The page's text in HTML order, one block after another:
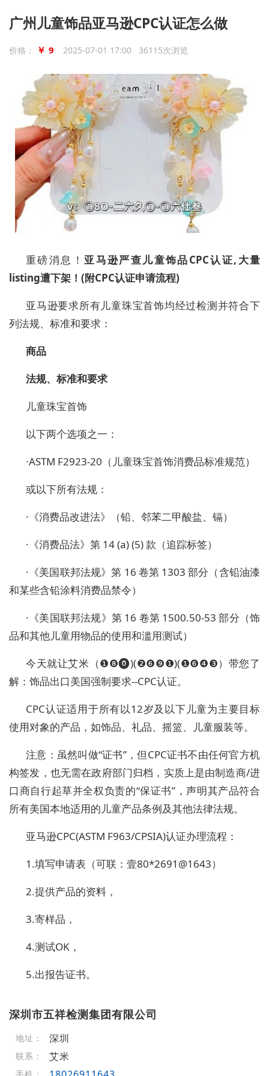
广州儿童饰品亚马逊CPC认证怎么做
价格： ￥ 9 2025-07-01 17:00 36115次浏览
重磅消息！亚马逊严查儿童饰品CPC认证,大量
listing遭下架 ！ (附CPC认证申请流程)
亚马逊要求所有儿童珠宝首饰均经过检测并符合下
列法规、标准和要求：
商品
法规、标准和要求
儿童珠宝首饰
以下两个选项之一：
·ASTM F2923-20（儿童珠宝首饰消费品标准规范）
或以下所有法规：
· 《消费品改进法》（铅、邻苯二甲酸盐、镉）
· 《消费品法》第 14 (a) (5) 款（追踪标签）
· 《美国联邦法规》第 16 卷第 1303 部分（含铅油漆
和某些含铅涂料消费品禁令）
· 《美国联邦法规》第 16 卷第 1500.50-53 部分（饰
品和其他儿童用物品的使用和滥用测试）
今天就让艾米（❶❽⓿)(❷❻❾❶)(❶❻❹❸）带您了
解：饰品出口美国强制要求--CPC认证。
CPC认证适用于所有以12岁及以下儿童为主要目标
使用对象的产品，如饰品、礼品、摇篮、儿童服装等。
注意：虽然叫做“证书”，但CPC证书不由任何官方机
构签发，也无需在政府部门归档，实质上是由制造商/进
口商自行起草并全权负责的“保证书”，声明其产品符合
所有美国本地适用的儿童产品条例及其他法律法规。
亚马逊CPC(ASTM F963/CPSIA)认证办理流程：
1.填写申请表 （可联：壹80*2691@1643）
2.提供产品的资料，
3.寄样品，
4.测试OK，
5.出报告证书。
深圳市五祥检测集团有限公司
地址： 深圳
联系： 艾米